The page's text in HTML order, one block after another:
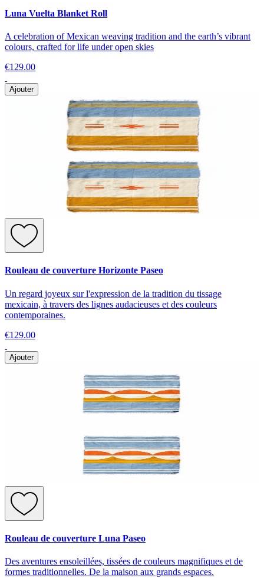
Luna Vuelta Blanket Roll
A celebration of Mexican weaving tradition and the earth’s vibrant
colours, crafted for life under open skies
€129.00
Ajouter
Rouleau de couverture Horizonte Paseo
Un regard joyeux sur l'expression de la tradition du tissage
mexicain, à travers des lignes audacieuses et des couleurs
contemporaines.
€129.00
Ajouter
Rouleau de couverture Luna Paseo
Des aventures ensoleillées, tissées de couleurs magnifiques et de
formes traditionnelles. De la maison aux grands espaces.